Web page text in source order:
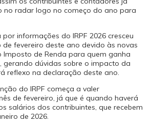
no radar logo no começo do ano para
informações do IRPF 2026 cresceu
de fevereiro deste ano devido às novas
Imposto de Renda para quem ganha
gerando dúvidas sobre o impacto da
reflexo na declaração deste ano.
do IRPF começa a valer
de fevereiro, já que é quando haverá
salários dos contribuintes, que recebem
de 2026.